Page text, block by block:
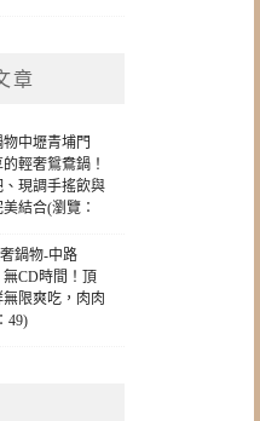
章
中壢青埔門
輕奢鴛鴦鍋！
現調手搖飲與
結合(瀏覽：
鍋物-中路
CD時間！頂
限爽吃，肉肉
49)